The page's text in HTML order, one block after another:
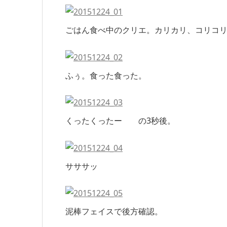
ごはん食べ中のクリエ。カリカリ、コリコ
ふぅ。食った食った。
くったくったー の3秒後。
サササッ
泥棒フェイスで後方確認。